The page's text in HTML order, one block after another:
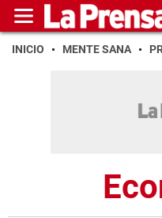
INICIO MENTE SANA